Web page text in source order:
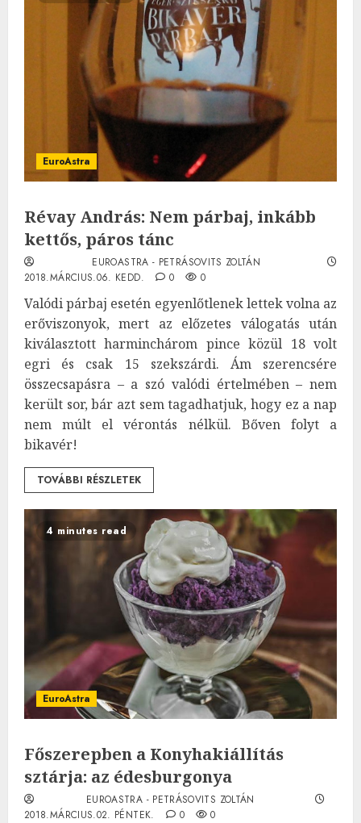
EuroAstra
Révay András: Nem párbaj, inkább
kettős, páros tánc
EUROASTRA - PETRÁSOVITS ZOLTÁN
2018.MÁRCIUS.06. KEDD.
0 0
Valódi párbaj esetén egyenlőtlenek lettek volna az
erőviszonyok, mert az előzetes válogatás után
kiválasztott harminchárom pince közül 18 volt
egri és csak 15 szekszárdi. Ám szerencsére
összecsapásra – a szó valódi értelmében – nem
került sor, bár azt sem tagadhatjuk, hogy ez a nap
nem múlt el vérontás nélkül. Bőven folyt a
bikavér!
TOVÁBBI RÉSZLETEK
4 minutes read
EuroAstra
Főszerepben a Konyhakiállítás
sztárja: az édesburgonya
EUROASTRA - PETRÁSOVITS ZOLTÁN
2018.MÁRCIUS.02. PÉNTEK.
0 0